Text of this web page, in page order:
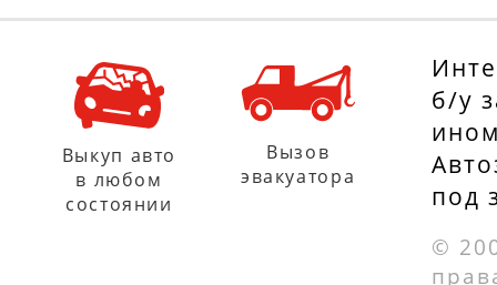
б/у
под
©
Выкуп авто
в любом
состоянии
Вызов
эвакуатора